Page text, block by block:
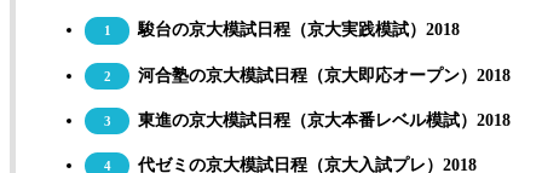
1 駿台の京大模試日程（京大実践模試）2018
2 河合塾の京大模試日程（京大即応オープン）2018
3 東進の京大模試日程（京大本番レベル模試）2018
4 代ゼミの京大模試日程（京大入試プレ）2018